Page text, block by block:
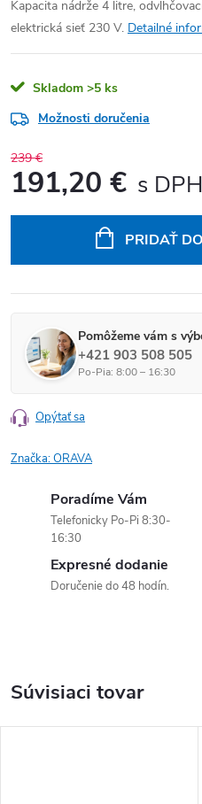
Kapacita nádrže 4 litre,
elektrická sieť 230 V. Detailné
Skladom >5 ks
Možnosti doručenia
239 €
191,20 €
PRIDAŤ
Pomôžeme vám s
+421 903 508 505
Po-Pia: 8:00 – 16:30
Opýtať sa
Značka:ORAVA
Poradíme Vám
Telefonicky Po-Pi 8:30-
16:30
Expresné dodanie
Doručenie do 48 hodín.
Súvisiaci tovar